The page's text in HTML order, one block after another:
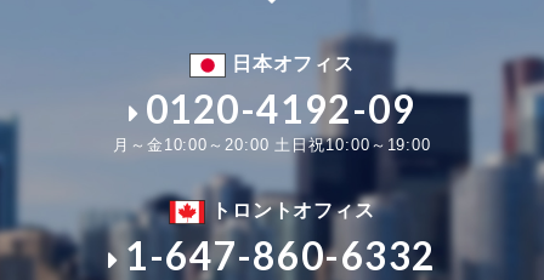
日本オフィス
0120-4192-09
月～金10:00～20:00 土日祝10:00～19:00
トロントオフィス
1-647-860-6332